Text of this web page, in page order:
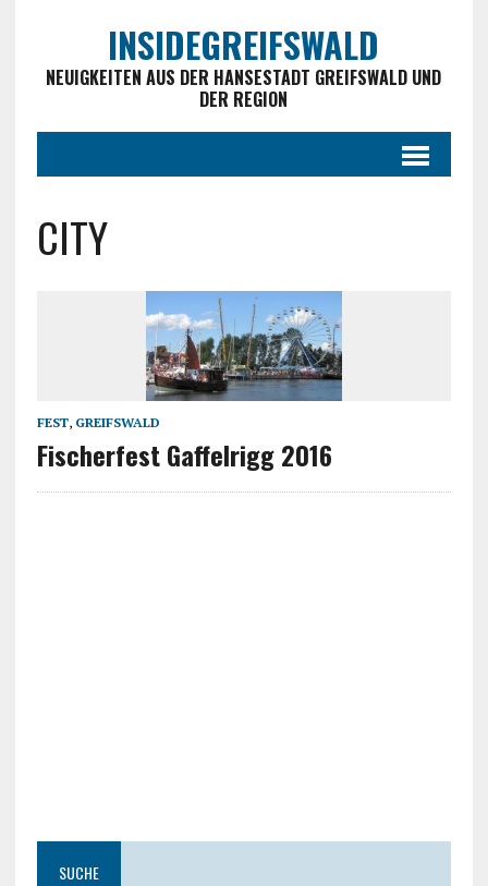
INSIDEGREIFSWALD
NEUIGKEITEN AUS DER HANSESTADT GREIFSWALD UND
DER REGION
CITY
FEST, GREIFSWALD
Fischerfest Gaffelrigg 2016
SUCHE